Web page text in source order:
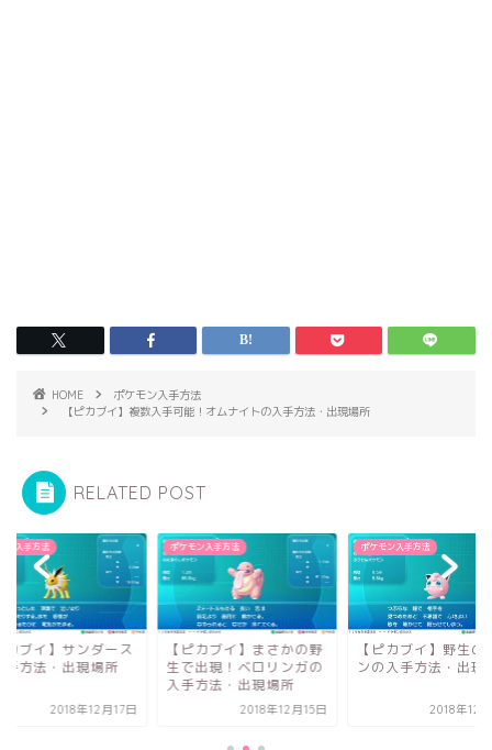
HOME
ポケモン入手方法
【ピカブイ】複数入手可能！オムナイトの入手方法・出現場所
RELATED POST
ン入手方法
カブイ】まさかの野
現！ベロリンガの
2018年12月15日
ポケモン入手方法
【ピカブイ】野生のプリ
ンの入手方法・出現場所
2018年12月12日
ポケモン入手方法
【ピカブイ】サンダ
の入手方法・出現場
2018年12